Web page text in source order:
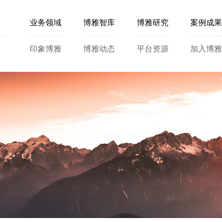
业务领域 博雅智库 博雅研究 案例成果
印象博雅 博雅动态 平台资源 加入博雅